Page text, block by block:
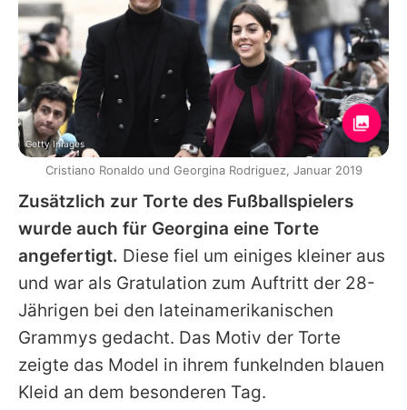
Zusätzlich zur Torte des Fußballspielers
wurde auch für Georgina eine Torte
angefertigt. Diese fiel um einiges kleiner aus
und war als Gratulation zum Auftritt der 28-
Jährigen bei den lateinamerikanischen
Grammys gedacht. Das Motiv der Torte
zeigte das Model in ihrem funkelnden blauen
Kleid an dem besonderen Tag.
Getty Images
Cristiano Ronaldo und Georgina Rodriguez, Januar 2019